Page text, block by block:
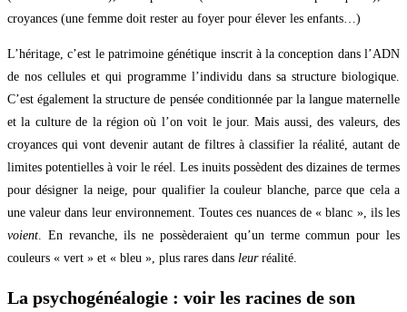
croyances (une femme doit rester au foyer pour élever les enfants…)
L’héritage, c’est le patrimoine génétique inscrit à la conception dans l’ADN
de nos cellules et qui programme l’individu dans sa structure biologique.
C’est également la structure de pensée conditionnée par la langue maternelle
et la culture de la région où l’on voit le jour. Mais aussi, des valeurs, des
croyances qui vont devenir autant de filtres à classifier la réalité, autant de
limites potentielles à voir le réel. Les inuits possèdent des dizaines de termes
pour désigner la neige, pour qualifier la couleur blanche, parce que cela a
une valeur dans leur environnement. Toutes ces nuances de « blanc », ils les
voient. En revanche, ils ne possèderaient qu’un terme commun pour les
couleurs « vert » et « bleu », plus rares dans leurréalité.
La psychogénéalogie : voir les racines de son